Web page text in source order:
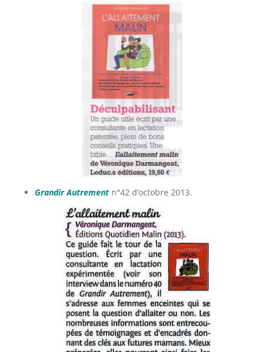
Grandir Autrementn°42 d’octobre 2013.